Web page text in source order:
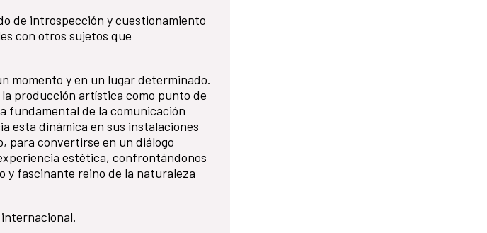
de introspección y cuestionamiento
con otros sujetos que
momento y en un lugar determinado.
producción artística como punto de
fundamental de la comunicación
esta dinámica en sus instalaciones
para convertirse en un diálogo
estética, confrontándonos
y fascinante reino de la naturaleza